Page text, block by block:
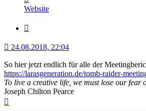
von
Minerva
Website
24.08.2018, 22:04
So hier jetzt endlich für alle der
https://larasgeneration.de/tomb-raider-
To live a creative life, we must lose our fear
Joseph Chilton Pearce
oben